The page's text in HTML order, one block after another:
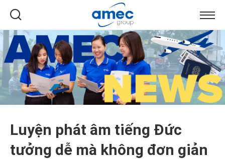
Luyện phát âm tiếng Đức
tưởng dễ mà không đơn giản